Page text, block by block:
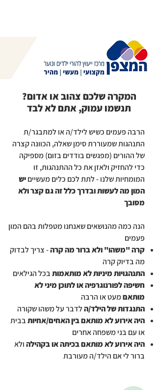
המקרה שלכם צהוב או אדום?
תנשמו עמוק, אתם לא לבד
הרבה פעמים כשיש לילד/ה או למתבגר/ת
התנהגות שמעוררת סימן שאלה, הכוונה קצרה
של ההורים (מפגשים בודדים בזום) מספיקה
כדי להחזיק ולאזן את כל ההתנהגות, זו
המומחיות שלנו - לתת לכם כלים מעשייםיש
המון מה לעשות ובדרך כלל זה גם קצר ולא
מסובך
הנה כמה מהנושאים שאנחנו מטפלות בהם המון
פעמים
קרה "משהו" ולא ברור מה קרה- צריך לבדוק
מה בדיוק קרה
התנהגויות מיניות לא מותאמותבכל הגילאים
חשיפה לפורנוגרפיה או לתוכן מיני לא
מותאםמעט או הרבה
התנגדות של הילד/הלדבר על משהו שקורה
היה אירוע לא מותאם בין האחים/אחיותבבית
או עם בני משפחה אחרים
היה אירוע לא מותאם בכיתה או בקהילהולא
ברור לי אם הילד/ה מעורבת